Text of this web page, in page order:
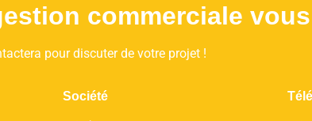
commerciale
pour discuter de votre projet !
Société